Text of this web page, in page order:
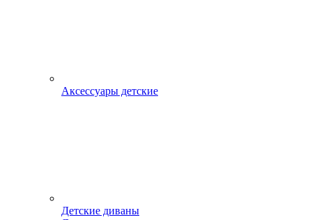
Аксессуары детские
Детские диваны